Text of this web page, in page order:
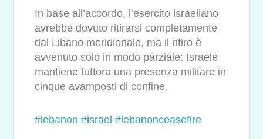
In base all’accordo, l’esercito israeliano
avrebbe dovuto ritirarsi completamente
dal Libano meridionale, ma il ritiro è
avvenuto solo in modo parziale: Israele
mantiene tuttora una presenza militare in
cinque avamposti di confine.
#lebanon #israel #lebanonceasefire